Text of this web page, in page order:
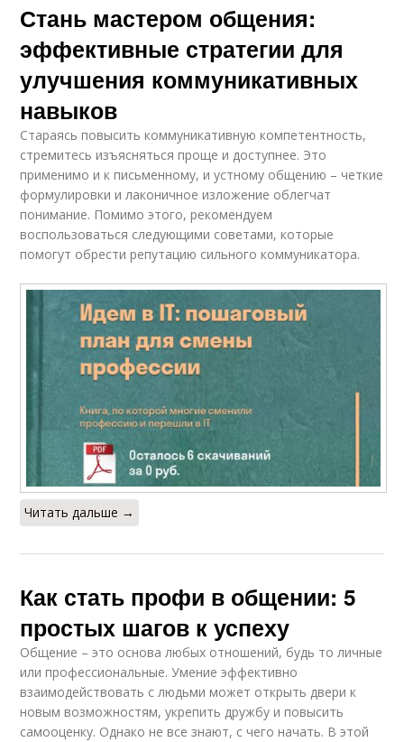
Стань мастером общения:
эффективные стратегии для
улучшения коммуникативных
навыков
Стараясь повысить коммуникативную компетентность,
стремитесь изъясняться проще и доступнее. Это
применимо и к письменному, и устному общению – четкие
формулировки и лаконичное изложение облегчат
понимание. Помимо этого, рекомендуем
воспользоваться следующими советами, которые
помогут обрести репутацию сильного коммуникатора.
Читать дальше →
Как стать профи в общении: 5
простых шагов к успеху
Общение – это основа любых отношений, будь то личные
или профессиональные. Умение эффективно
взаимодействовать с людьми может открыть двери к
новым возможностям, укрепить дружбу и повысить
самооценку. Однако не все знают, с чего начать. В этой